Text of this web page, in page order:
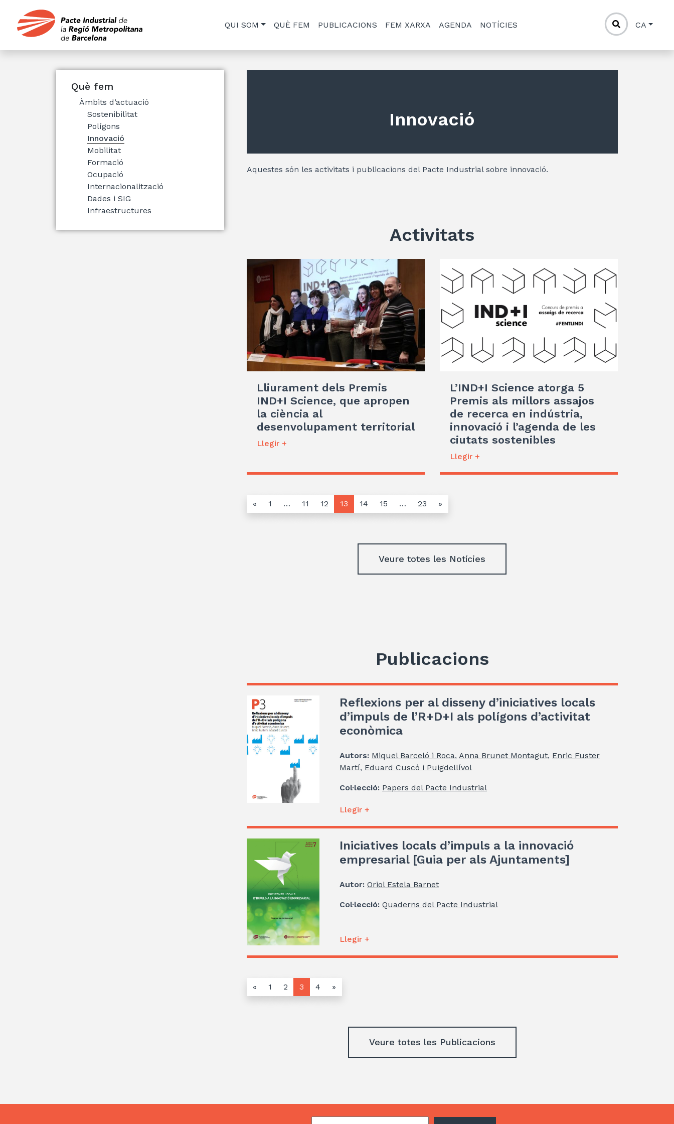
QUI SOM QUÈ FEM PUBLICACIONS FEM XARXA AGENDA NOTÍCIES CA
Què fem
Àmbits d’actuació
Sostenibilitat
Polígons
Innovació
Mobilitat
Formació
Ocupació
Internacionalització
Dades i SIG
Infraestructures
Innovació
Aquestes són les activitats i publicacions del Pacte Industrial sobre innovació.
Activitats
Lliurament dels Premis
IND+I Science, que apropen
la ciència al
desenvolupament territorial
Llegir +
L’IND+I Science atorga 5
Premis als millors assajos
de recerca en indústria,
innovació i l’agenda de les
ciutats sostenibles
Llegir +
« 1 … 11 12 13 14 15 … 23 »
Veure totes les Notícies
Publicacions
Reflexions per al disseny d’iniciatives locals
d’impuls de l’R+D+I als polígons d’activitat
econòmica
Autors: Miquel Barceló i Roca, Anna Brunet Montagut, Enric Fuster
Martí, Eduard Cuscó i Puigdellívol
Col·lecció: Papers del Pacte Industrial
Llegir +
Iniciatives locals d’impuls a la innovació
empresarial [Guia per als Ajuntaments]
Autor: Oriol Estela Barnet
Col·lecció: Quaderns del Pacte Industrial
Llegir +
« 1 2 3 4 »
Veure totes les Publicacions